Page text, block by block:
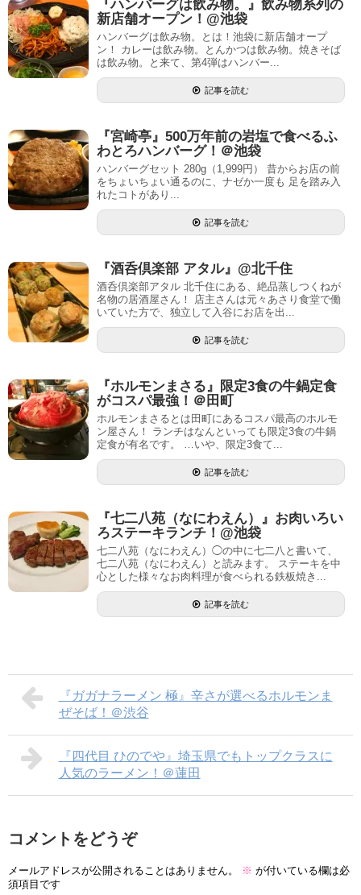
『ハンバーグは飲み物。』飲み物系列の
新店舗オープン！@池袋
ハンバーグは飲み物。とは！池袋に新店舗オープ
ン！ カレーは飲み物。とんかつは飲み物。焼きそば
は飲み物。と来て、第4弾はハンバー...
記事を読む
『宮崎亭』500万年前の岩塩で食べるふ
わとろハンバーグ！＠池袋
ハンバーグセット 280g（1,999円） 昔からお店の前
をちょいちょい通るのに、ナゼか一度も 足を踏み入
れたコトがあり...
記事を読む
『酒呑倶楽部 アタル』@北千住
酒呑倶楽部アタル 北千住にある、絶品蒸しつくねが
名物の居酒屋さん！ 店主さんは元々あさり食堂で働
いていた方で、独立して入谷にお店を出...
記事を読む
『ホルモンまさる』限定3食の牛鍋定食
がコスパ最強！＠田町
ホルモンまさるとは田町にあるコスパ最高のホルモ
ン屋さん！ ランチはなんといっても限定3食の牛鍋
定食が有名です。 …いや、限定3食て...
記事を読む
『七二八苑（なにわえん）』お肉いろい
ろステーキランチ！@池袋
七二八苑（なにわえん）◯の中に七二八と書いて、
七二八苑（なにわえん）と読みます。 ステーキを中
心とした様々なお肉料理が食べられる鉄板焼き...
記事を読む
『ガガナラーメン 極』辛さが選べるホルモンま
ぜそば！＠渋谷
『四代目 ひのでや』埼玉県でもトップクラスに
人気のラーメン！＠蓮田
コメントをどうぞ
メールアドレスが公開されることはありません。 ※ が付いている欄は必
須項目です